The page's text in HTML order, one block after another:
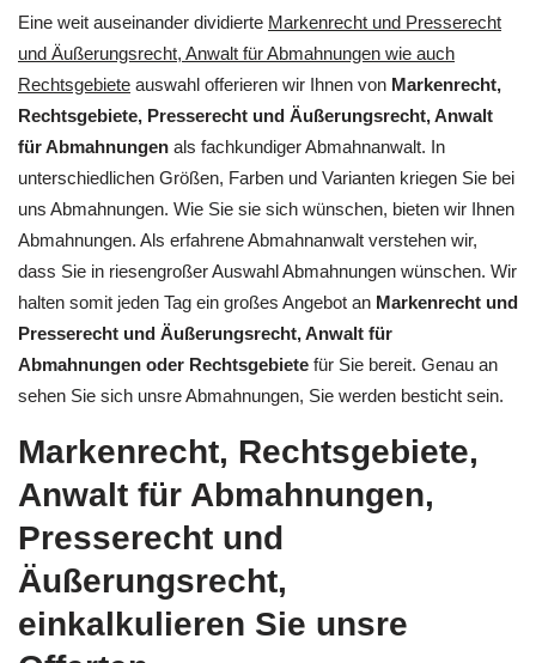
Eine weit auseinander dividierte Markenrecht und Presserecht
und Äußerungsrecht, Anwalt für Abmahnungen wie auch
Rechtsgebiete auswahl offerieren wir Ihnen von Markenrecht,
Rechtsgebiete, Presserecht und Äußerungsrecht, Anwalt
für Abmahnungen als fachkundiger Abmahnanwalt. In
unterschiedlichen Größen, Farben und Varianten kriegen Sie bei
uns Abmahnungen. Wie Sie sie sich wünschen, bieten wir Ihnen
Abmahnungen. Als erfahrene Abmahnanwalt verstehen wir,
dass Sie in riesengroßer Auswahl Abmahnungen wünschen. Wir
halten somit jeden Tag ein großes Angebot an Markenrecht und
Presserecht und Äußerungsrecht, Anwalt für
Abmahnungen oder Rechtsgebiete für Sie bereit. Genau an
sehen Sie sich unsre Abmahnungen, Sie werden besticht sein.
Markenrecht, Rechtsgebiete,
Anwalt für Abmahnungen,
Presserecht und
Äußerungsrecht,
einkalkulieren Sie unsre